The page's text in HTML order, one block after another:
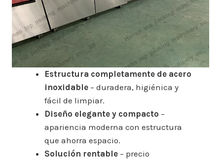
Estructura completamente de acero
inoxidable – duradera, higiénica y
fácil de limpiar.
Diseño elegante y compacto –
apariencia moderna con estructura
que ahorra espacio.
Solución rentable – precio